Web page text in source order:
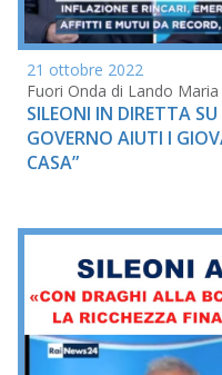
21 ottobre 2022
Fuori Onda di Lando Maria
SILEONI IN DIRETTA
GOVERNO AIUTI I
CASA”